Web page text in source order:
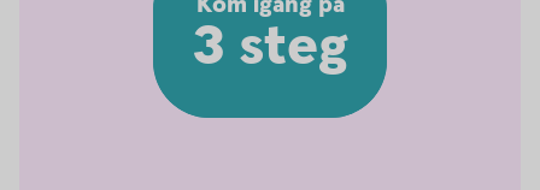
3 steg